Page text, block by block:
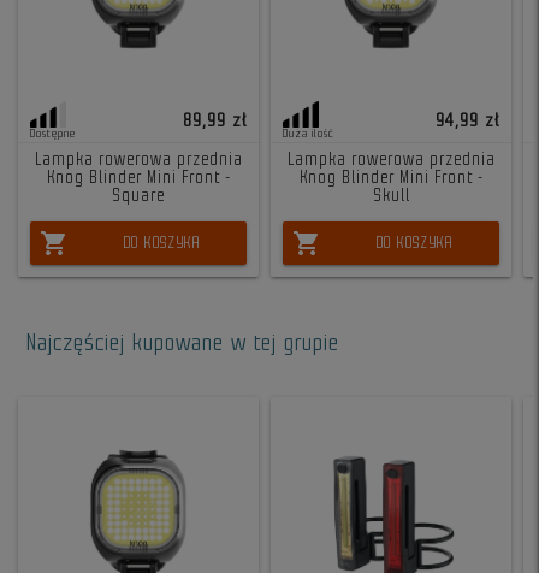
Dostępne
89,99 zł
Lampka rowerowa przednia
Knog Blinder Mini Front -
Square
shopping_cart DO KOSZYKA
Duża ilość
94,99 zł
Lampka rowerowa przednia
Knog Blinder Mini Front -
Skull
shopping_cart DO KOSZYKA
Najczęściej kupowane w tej grupie